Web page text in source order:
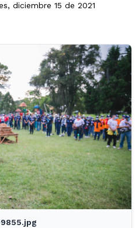
diciembre 15 de 2021